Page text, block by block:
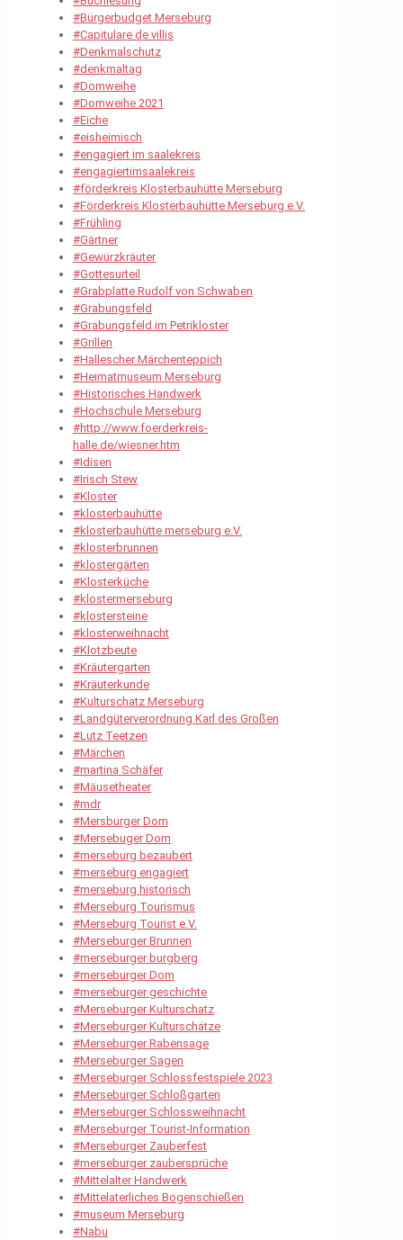
#Bürgerbudget Merseburg
#Capitulare de villis
#Denkmalschutz
#denkmaltag
#Domweihe
#Domweihe 2021
#Eiche
#eisheimisch
#engagiert im saalekreis
#engagiertimsaalekreis
#förderkreis Klosterbauhütte Merseburg
#Förderkreis Klosterbauhütte Merseburg e.V.
#Frühling
#Gärtner
#Gewürzkräuter
#Gottesurteil
#Grabplatte Rudolf von Schwaben
#Grabungsfeld
#Grabungsfeld im Petrikloster
#Grillen
#Hallescher Märchenteppich
#Heimatmuseum Merseburg
#Historisches Handwerk
#Hochschule Merseburg
#http://www.foerderkreis-
halle.de/wiesner.htm
#Idisen
#Irisch Stew
#Kloster
#klosterbauhütte
#klosterbauhütte merseburg e.V.
#klosterbrunnen
#klostergärten
#Klosterküche
#klostermerseburg
#klostersteine
#klosterweihnacht
#Klotzbeute
#Kräutergarten
#Kräuterkunde
#Kulturschatz Merseburg
#Landgüterverordnung Karl des Großen
#Lutz Teetzen
#Märchen
#martina Schäfer
#Mäusetheater
#mdr
#Mersburger Dom
#Mersebuger Dom
#merseburg bezaubert
#merseburg engagiert
#merseburg historisch
#Merseburg Tourismus
#Merseburg Tourist e.V.
#Merseburger Brunnen
#merseburger burgberg
#merseburger Dom
#merseburger geschichte
#Merseburger Kulturschatz
#Merseburger Kulturschätze
#Merseburger Rabensage
#Merseburger Sagen
#Merseburger Schlossfestspiele 2023
#Merseburger Schloßgarten
#Merseburger Schlossweihnacht
#Merseburger Tourist-Information
#Merseburger Zauberfest
#merseburger zaubersprüche
#Mittelalter Handwerk
#Mittelaterliches Bogenschießen
#museum Merseburg
#Nabu